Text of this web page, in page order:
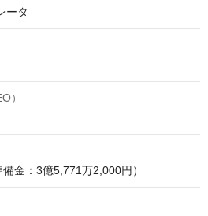
ータ
）
金：3億5,771万2,000円）